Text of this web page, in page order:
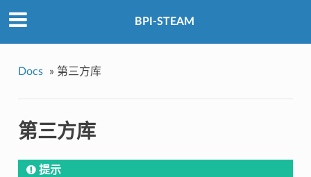
BPI-STEAM
Docs » 第三方库
第三方库
提示